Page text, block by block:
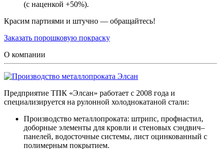
(с наценкой +50%).
Красим партиями и штучно — обращайтесь!
Заказать порошковую покраску
О компании
Предприятие ТПК «Элсан» работает с 2008 года и
специализируется на рулонной холоднокатаной стали:
Производство металлопроката: штрипс, профнастил,
доборные элементы для кровли и стеновых сэндвич–
панелей, водосточные системы, лист оцинкованный с
полимерным покрытием.